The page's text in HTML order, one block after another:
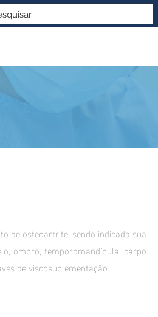
de osteoartrite, sendo indicada sua
ombro, temporomandíbula, carpo
de viscosuplementação.